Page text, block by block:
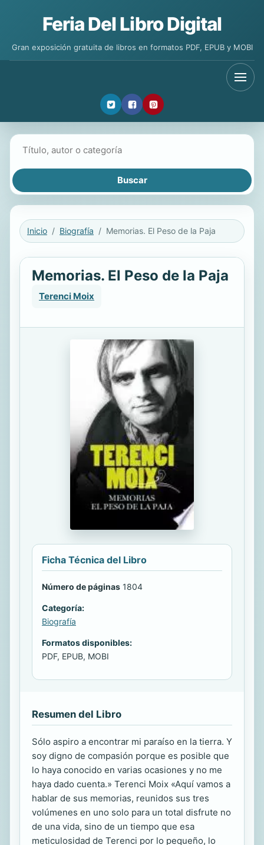
Feria Del Libro Digital
Gran exposición gratuita de libros en formatos PDF, EPUB y MOBI
Inicio Biografía Memorias. El Peso de la Paja
Memorias. El Peso de la Paja
Terenci Moix
Ficha Técnica del Libro
Número de páginas 1804
Categoría:
Biografía
Formatos disponibles:
PDF, EPUB, MOBI
Resumen del Libro
Sólo aspiro a encontrar mi paraíso en la tierra. Y
soy digno de compasión porque es posible que
lo haya conocido en varias ocasiones y no me
haya dado cuenta.» Terenci Moix «Aquí vamos a
hablar de sus memorias, reunidos sus tres
volúmenes en uno solo para un total disfrute no
de una vida, sino de un tiempo que esa
meticulosidad de Terenci por lo pequeño, lo